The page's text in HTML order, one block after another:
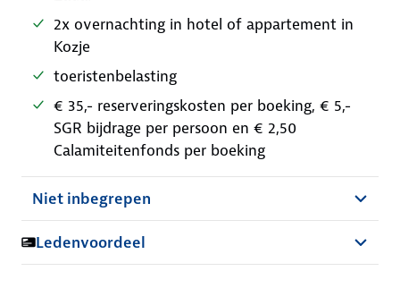
2x overnachting in hotel of appartement in
Kozje
toeristenbelasting
€ 35,- reserveringskosten per boeking, € 5,-
SGR bijdrage per persoon en € 2,50
Calamiteitenfonds per boeking
Niet inbegrepen
Ledenvoordeel